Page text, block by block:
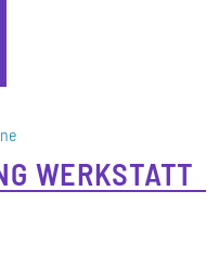
WERKSTATT